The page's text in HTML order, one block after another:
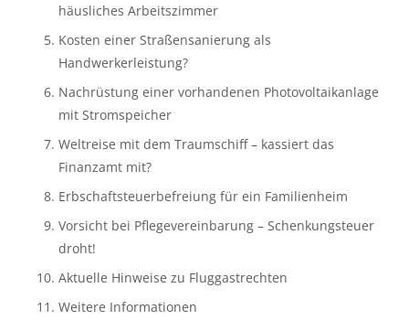
häusliches Arbeitszimmer
Kosten einer Straßensanierung als
Handwerkerleistung?
Nachrüstung einer vorhandenen Photovoltaikanlage
mit Stromspeicher
Weltreise mit dem Traumschiff – kassiert das
Finanzamt mit?
Erbschaftsteuerbefreiung für ein Familienheim
Vorsicht bei Pflegevereinbarung – Schenkungsteuer
droht!
Aktuelle Hinweise zu Fluggastrechten
Weitere Informationen